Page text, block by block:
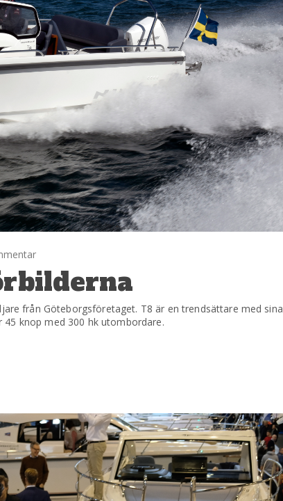
från Göteborgsföretaget. T8 är en trendsättare med sina
knop med 300 hk utombordare.